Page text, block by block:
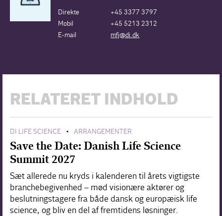
Direkte
+45 3377 3797
Mobil
+45 5213 2312
E-mail
mfj@di.dk
RELATERET INDHOLD
DI LIFE SCIENCE • ARRANGEMENTER
Save the Date: Danish Life Science
Summit 2027
Sæt allerede nu kryds i kalenderen til årets vigtigste
branchebegivenhed – mød visionære aktører og
beslutningstagere fra både dansk og europæisk life
science, og bliv en del af fremtidens løsninger.